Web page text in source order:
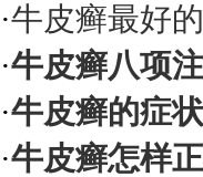
·牛皮癣最好
·牛皮癣八项
·牛皮癣的症
·牛皮癣怎样